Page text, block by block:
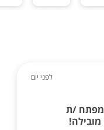
לפני יום
מפתח /ת